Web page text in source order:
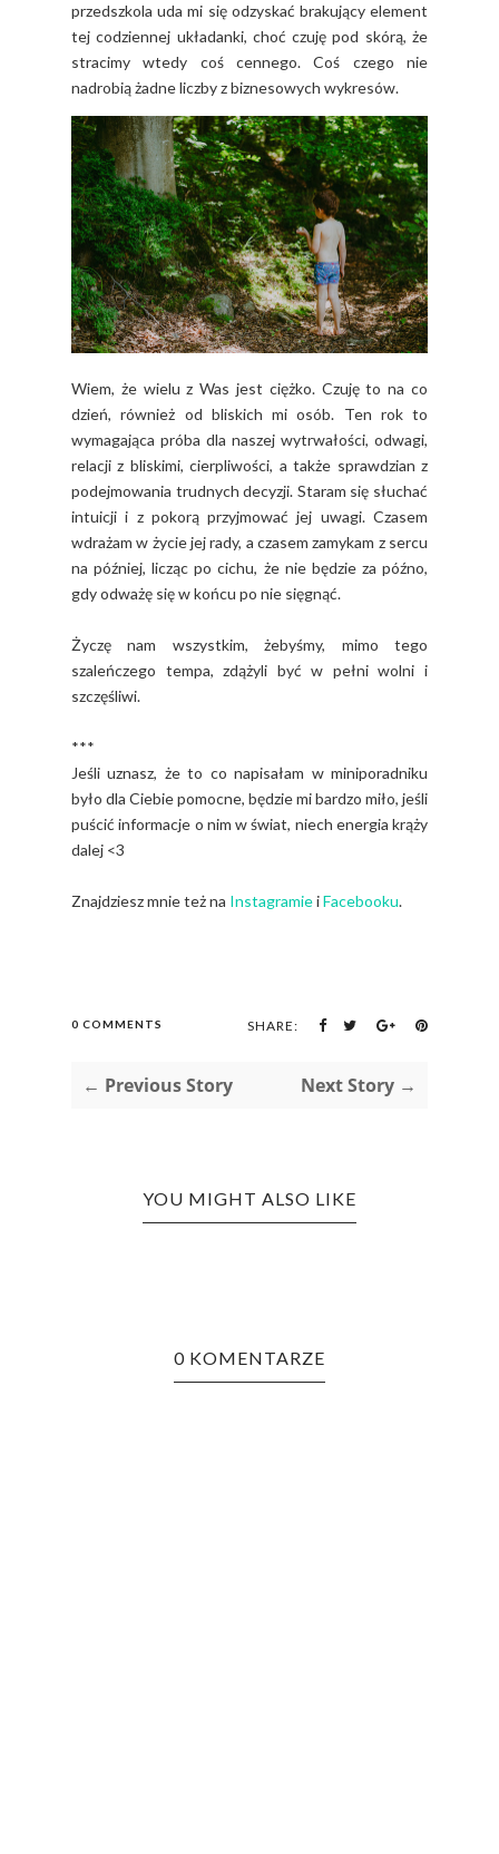
przedszkola uda mi się odzyskać brakujący element
tej codziennej układanki, choć czuję pod skórą, że
stracimy wtedy coś cennego. Coś czego nie
nadrobią żadne liczby z biznesowych wykresów.
Wiem, że wielu z Was jest ciężko. Czuję to na co
dzień, również od bliskich mi osób. Ten rok to
wymagająca próba dla naszej wytrwałości, odwagi,
relacji z bliskimi, cierpliwości, a także sprawdzian z
podejmowania trudnych decyzji. Staram się słuchać
intuicji i z pokorą przyjmować jej uwagi. Czasem
wdrażam w życie jej rady, a czasem zamykam z sercu
na później, licząc po cichu, że nie będzie za późno,
gdy odważę się w końcu po nie sięgnąć.
Życzę nam wszystkim, żebyśmy, mimo tego
szaleńczego tempa, zdążyli być w pełni wolni i
szczęśliwi.
***
Jeśli uznasz, że to co napisałam w miniporadniku
było dla Ciebie pomocne, będzie mi bardzo miło, jeśli
puścić informacje o nim w świat, niech energia krąży
dalej <3
Znajdziesz mnie też na InstagramieiFacebooku.
0 COMMENTS SHARE:
← Previous Story Next Story →
YOU MIGHT ALSO LIKE
0 KOMENTARZE